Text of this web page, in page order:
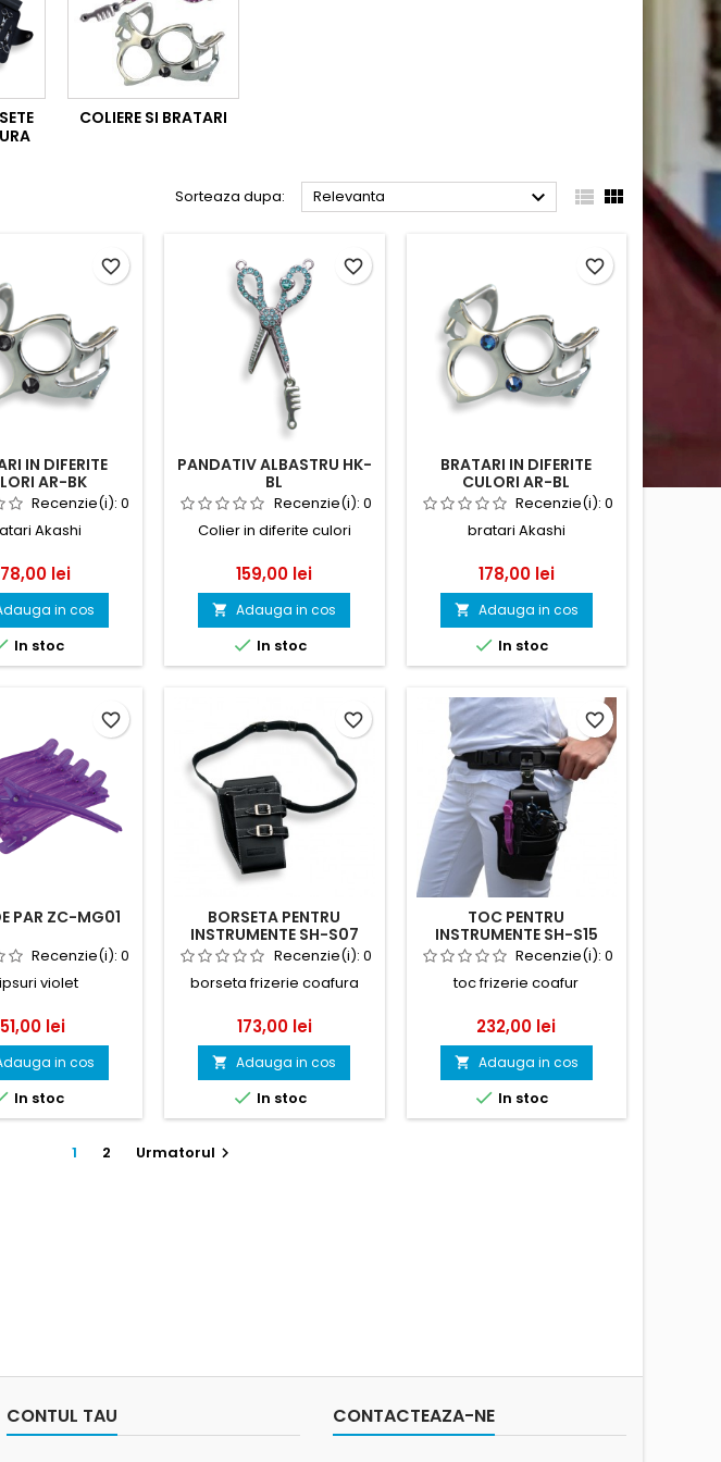
COLIERE SI BRATARI
Sorteaza dupa: Relevanta   
IN DIFERITE
AR-BK
Recenzie(i):0
Akashi
lei
in cos
In stoc
favorite_border
PANDATIV ALBASTRU HK-
BL
Recenzie(i): 0
Colier in diferite culori
Pret
159,00 lei
 Adauga in cos
 In stoc
favorite_border
BRATARI IN DIFERITE
CULORI AR-BL
Recenzie(i):0
bratari Akashi
Pret
178,00 lei
 Adauga in cos
 In stoc
favorite_border
PAR ZC-MG01
Recenzie(i):0
violet
Pret
51,00 lei
in cos
In stoc
favorite_border
BORSETA PENTRU
INSTRUMENTE SH-S07
Recenzie(i): 0
borseta frizerie coafura
Pret
173,00 lei
 Adauga in cos
 In stoc
favorite_border
TOC PENTRU
INSTRUMENTE SH-S15
Recenzie(i):0
toc frizerie coafur
Pret
232,00 lei
 Adauga in cos
 In stoc
favorite_border
1 2 Urmatorul 
CONTUL TAU CONTACTEAZA-NE